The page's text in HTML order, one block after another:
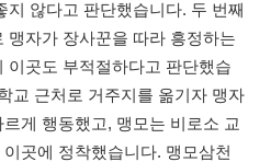
지 않다고 판단했습니다. 두 번째
맹자가 장사꾼을 따라 흥정하는
이곳도 부적절하다고 판단했습
교 근처로 거주지를 옮기자 맹자
게 행동했고, 맹모는 비로소 교
곳에 정착했습니다. 맹모삼천